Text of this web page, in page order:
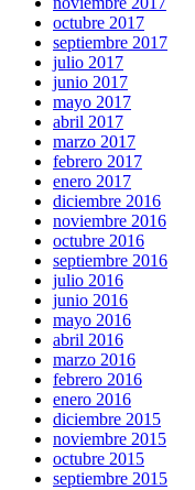
octubre 2017
septiembre 2017
julio 2017
junio 2017
mayo 2017
abril 2017
marzo 2017
febrero 2017
enero 2017
diciembre 2016
noviembre 2016
octubre 2016
septiembre 2016
julio 2016
junio 2016
mayo 2016
abril 2016
marzo 2016
febrero 2016
enero 2016
diciembre 2015
noviembre 2015
octubre 2015
septiembre 2015